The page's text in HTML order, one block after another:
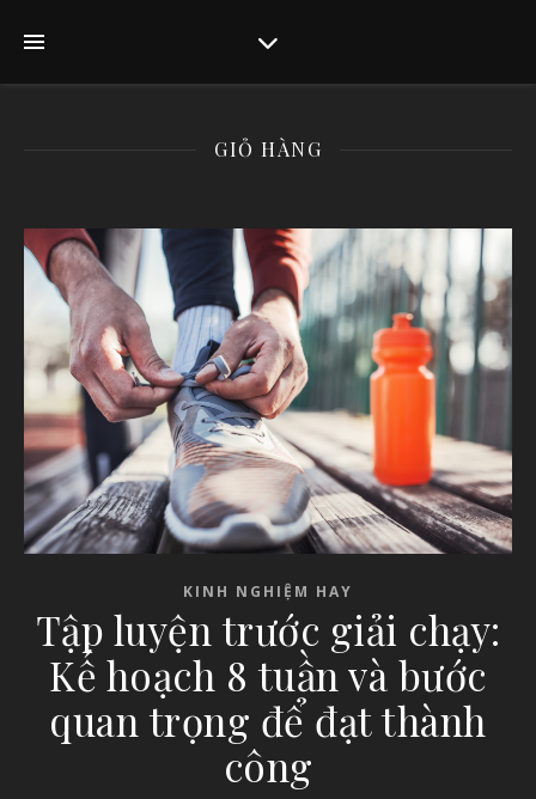
GIỎ HÀNG
KINH NGHIỆM HAY
Tập luyện trước giải chạy:
Kế hoạch 8 tuần và bước
quan trọng để đạt thành
công